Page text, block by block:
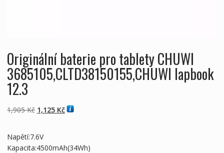
Originální baterie pro tablety CHUWI
3685105,CLTD38150155,CHUWI lapbook
12.3
1,905Kč Původní
1,905 Kč
1,125 KčAktuální
Napětí:7.6V
Kapacita:4500mAh(34Wh)